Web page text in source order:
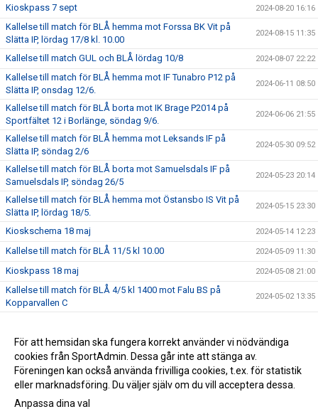
Kioskpass 7 sept 2024-08-20 16:16
Kallelse till match för BLÅ hemma mot Forssa BK Vit på
Slätta IP, lördag 17/8 kl. 10.00
2024-08-15 11:35
Kallelse till match GUL och BLÅ lördag 10/8 2024-08-07 22:22
Kallelse till match för BLÅ hemma mot IF Tunabro P12 på
Slätta IP, onsdag 12/6.
2024-06-11 08:50
Kallelse till match för BLÅ borta mot IK Brage P2014 på
Sportfältet 12 i Borlänge, söndag 9/6.
2024-06-06 21:55
Kallelse till match för BLÅ hemma mot Leksands IF på
Slätta IP, söndag 2/6
2024-05-30 09:52
Kallelse till match för BLÅ borta mot Samuelsdals IF på
Samuelsdals IP, söndag 26/5
2024-05-23 20:14
Kallelse till match för BLÅ hemma mot Östansbo IS Vit på
Slätta IP, lördag 18/5.
2024-05-15 23:30
Kioskschema 18 maj 2024-05-14 12:23
Kallelse till match för BLÅ 11/5 kl 10.00 2024-05-09 11:30
Kioskpass 18 maj 2024-05-08 21:00
Kallelse till match för BLÅ 4/5 kl 1400 mot Falu BS på
Kopparvallen C
2024-05-02 13:35
Säsongsinformation 2024 2024-03-20 21:59
Säsongen 2024 2024-02-25 21:51
För att hemsidan ska fungera korrekt använder vi nödvändiga
cookies från SportAdmin. Dessa går inte att stänga av.
Föreningen kan också använda frivilliga cookies, t.ex. för statistik
eller marknadsföring. Du väljer själv om du vill acceptera dessa.
Anpassa dina val